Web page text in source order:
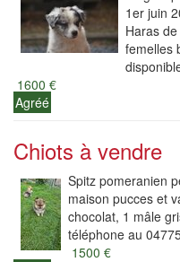
1er juin
Haras
femelles
1600 €
Agréé
Chiots à vendre
Spitz pomeranien
maison pucces et
chocolat, 1 mâle
téléphone au
1500 €